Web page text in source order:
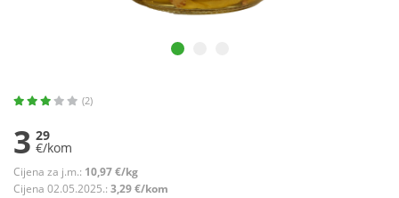
(2)
3 29
€/kom
Cijena za j.m.: 10,97 €/kg
Cijena 02.05.2025.: 3,29 €/kom